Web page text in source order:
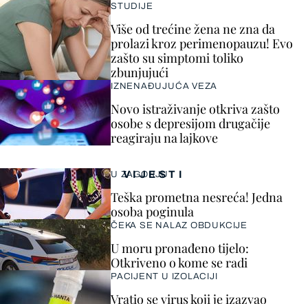
VIJESTI
U ZAGORJU
Teška prometna nesreća! Jedna
osoba poginula
ČEKA SE NALAZ OBDUKCIJE
U moru pronađeno tijelo:
Otkriveno o kome se radi
PACIJENT U IZOLACIJI
Vratio se virus koji je izazvao
STUDIJE
Više od trećine žena ne zna da
prolazi kroz perimenopauzu! Evo
zašto su simptomi toliko
zbunjujući
IZNENAĐUJUĆA VEZA
Novo istraživanje otkriva zašto
osobe s depresijom drugačije
reagiraju na lajkove